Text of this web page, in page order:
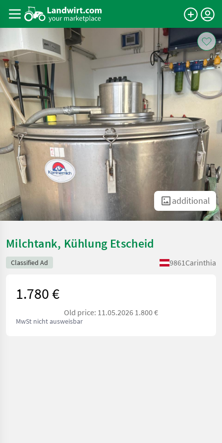
additional
Milchtank, Kühlung Etscheid
Classified Ad 9861Carinthia
1.780 €
Old price: 11.05.2026 1.800 €
MwSt nicht ausweisbar